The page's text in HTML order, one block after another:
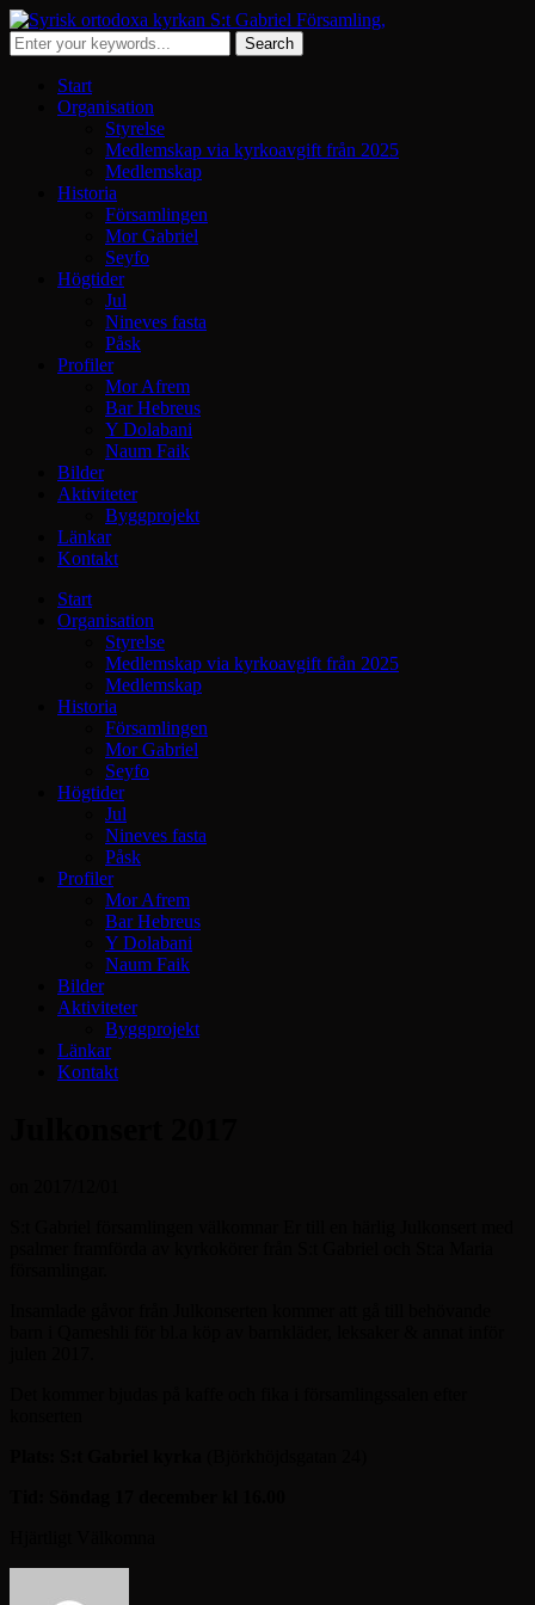
Start
Organisation
Styrelse
Medlemskap via kyrkoavgift från 2025
Medlemskap
Historia
Församlingen
Mor Gabriel
Seyfo
Högtider
Jul
Nineves fasta
Påsk
Profiler
Mor Afrem
Bar Hebreus
Y Dolabani
Naum Faik
Bilder
Aktiviteter
Byggprojekt
Länkar
Kontakt
Start
Organisation
Styrelse
Medlemskap via kyrkoavgift från 2025
Medlemskap
Historia
Församlingen
Mor Gabriel
Seyfo
Högtider
Jul
Nineves fasta
Påsk
Profiler
Mor Afrem
Bar Hebreus
Y Dolabani
Naum Faik
Bilder
Aktiviteter
Byggprojekt
Länkar
Kontakt